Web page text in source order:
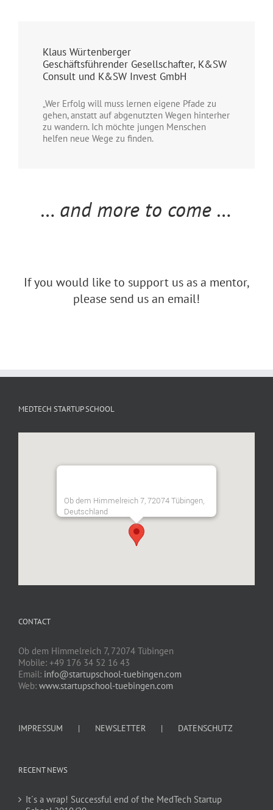
Klaus Würtenberger
Geschäftsführender Gesellschafter, K&SW
Consult und K&SW Invest GmbH
„Wer Erfolg will muss lernen eigene Pfade zu
gehen, anstatt auf abgenutzten Wegen hinterher
zu wandern. Ich möchte jungen Menschen
helfen neue Wege zu finden.
… and more to come …
If you would like to support us as a mentor,
please send us an email!
MEDTECH STARTUP SCHOOL
Ob dem Himmelreich 7, 72074 Tübingen,
Deutschland
CONTACT
Ob dem Himmelreich 7, 72074 Tübingen
Mobile: +49 176 34 52 16 43
Email: info@startupschool-tuebingen.com
Web: www.startupschool-tuebingen.com
IMPRESSUM NEWSLETTER DATENSCHUTZ
RECENT NEWS
It´s a wrap! Successful end of the MedTech Startup